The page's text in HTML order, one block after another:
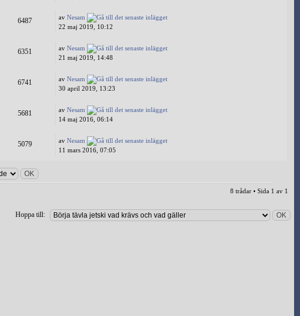
6487 avNesam
22 maj 2019, 10:12
6351 avNesam
21 maj 2019, 14:48
6741 avNesam
30 april 2019, 13:23
5681 avNesam
14 maj 2016, 06:14
5079 avNesam
11 mars 2016, 07:05
8 trådar • Sida 1 av 1
Hoppa till: